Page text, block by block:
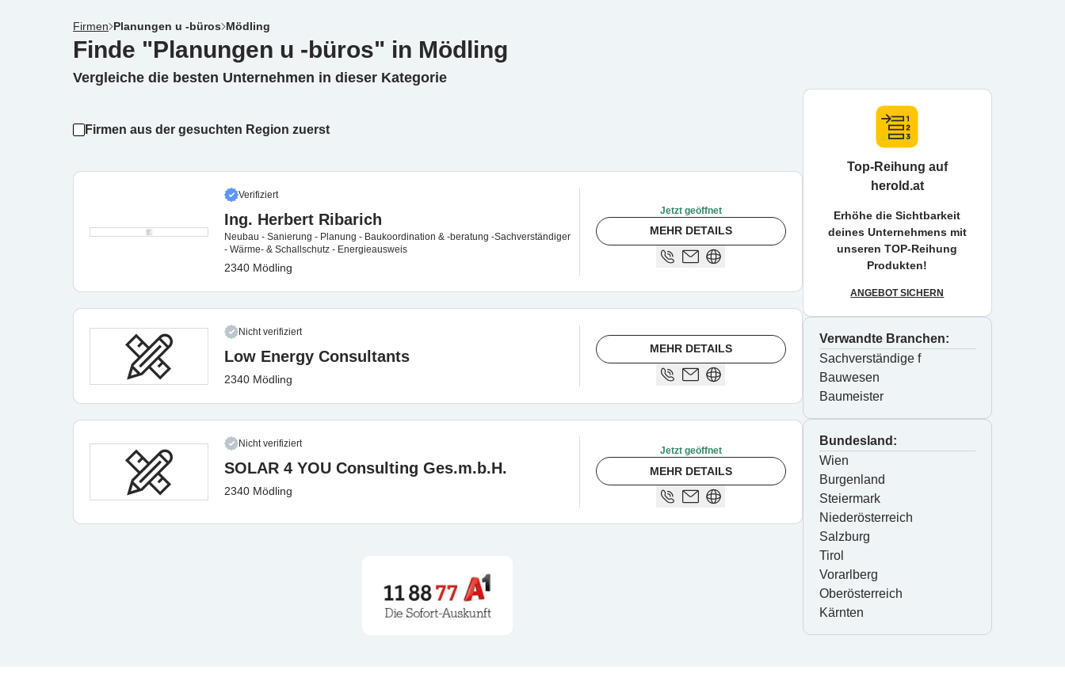
Firmen Planungen u -büros Mödling
Finde "Planungen u -büros" in Mödling
Vergleiche die besten Unternehmen in dieser Kategorie
Firmen aus der gesuchten Region zuerst
Verifiziert
Ing. Herbert Ribarich
Neubau - Sanierung - Planung - Baukoordination & -beratung -Sachverständiger
- Wärme- & Schallschutz - Energieausweis
2340 Mödling
Jetzt geöffnet
MEHR DETAILS
Nicht verifiziert
Low Energy Consultants
2340 Mödling
MEHR DETAILS
Nicht verifiziert
SOLAR 4 YOU Consulting Ges.m.b.H.
2340 Mödling
Jetzt geöffnet
MEHR DETAILS
Top-Reihung auf
herold.at
Erhöhe die Sichtbarkeit
deines Unternehmens mit
unseren TOP-Reihung
Produkten!
ANGEBOT SICHERN
Verwandte Branchen:
Sachverständige f
Bauwesen
Baumeister
Bundesland:
Wien
Burgenland
Steiermark
Niederösterreich
Salzburg
Tirol
Vorarlberg
Oberösterreich
Kärnten